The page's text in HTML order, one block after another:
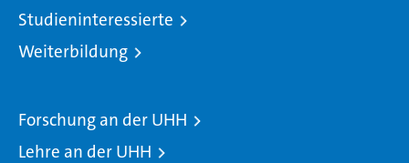
Studieninteressierte
Weiterbildung
Forschung an der UHH
Lehre an der UHH